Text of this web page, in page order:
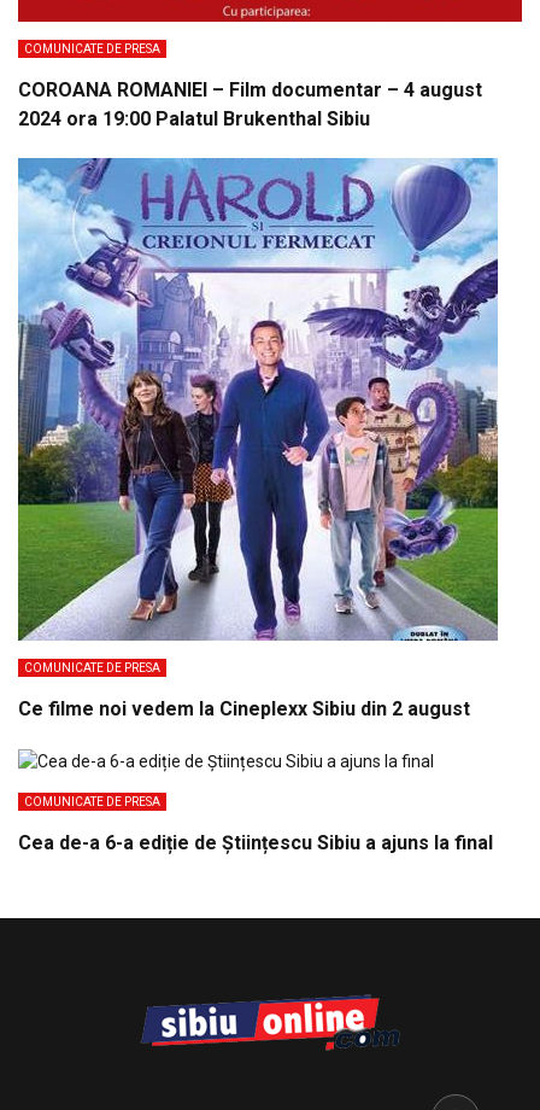
COMUNICATE DE PRESA
COROANA ROMANIEI – Film documentar – 4 august
2024 ora 19:00 Palatul Brukenthal Sibiu
COMUNICATE DE PRESA
Ce filme noi vedem la Cineplexx Sibiu din 2 august
COMUNICATE DE PRESA
Cea de-a 6-a ediție de Științescu Sibiu a ajuns la final